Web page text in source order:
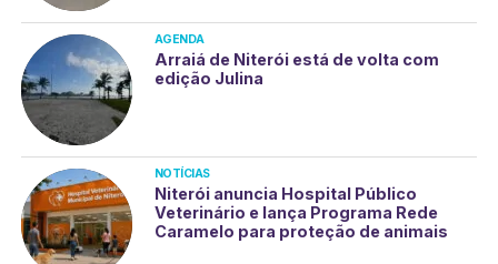
AGENDA
Arraiá de Niterói está de volta com
edição Julina
NOTÍCIAS
Niterói anuncia Hospital Público
Veterinário e lança Programa Rede
Caramelo para proteção de animais